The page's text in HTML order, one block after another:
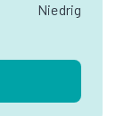
Niedrig